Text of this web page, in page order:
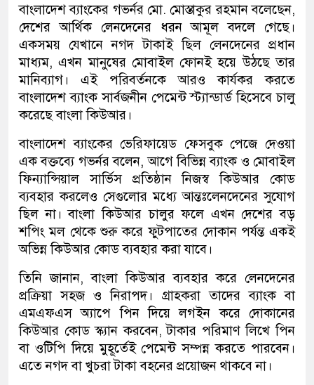
বাংলাদেশ ব্যাংকের গভর্নর মো. মোস্তাকুর রহমান বলেছেন,
দেশের আর্থিক লেনদেনের ধরন আমূল বদলে গেছে।
একসময় যেখানে নগদ টাকাই ছিল লেনদেনের প্রধান
মাধ্যম, এখন মানুষের মোবাইল ফোনই হয়ে উঠছে তার
মানিব্যাগ। এই পরিবর্তনকে আরও কার্যকর করতে
বাংলাদেশ ব্যাংক সার্বজনীন পেমেন্ট স্ট্যান্ডার্ড হিসেবে চালু
করেছে বাংলা কিউআর।
বাংলাদেশ ব্যাংকের ভেরিফায়েড ফেসবুক পেজে দেওয়া
এক বক্তব্যে গভর্নর বলেন, আগে বিভিন্ন ব্যাংক ও মোবাইল
ফিন্যান্সিয়াল সার্ভিস প্রতিষ্ঠান নিজস্ব কিউআর কোড
ব্যবহার করলেও সেগুলোর মধ্যে আন্তঃলেনদেনের সুযোগ
ছিল না। বাংলা কিউআর চালুর ফলে এখন দেশের বড়
শপিং মল থেকে শুরু করে ফুটপাতের দোকান পর্যন্ত একই
অভিন্ন কিউআর কোড ব্যবহার করা যাবে।
তিনি জানান, বাংলা কিউআর ব্যবহার করে লেনদেনের
প্রক্রিয়া সহজ ও নিরাপদ। গ্রাহকরা তাদের ব্যাংক বা
এমএফএস অ্যাপে পিন দিয়ে লগইন করে দোকানের
কিউআর কোড স্ক্যান করবেন, টাকার পরিমাণ লিখে পিন
বা ওটিপি দিয়ে মুহূর্তেই পেমেন্ট সম্পন্ন করতে পারবেন।
এতে নগদ বা খুচরা টাকা বহনের প্রয়োজন থাকবে না।